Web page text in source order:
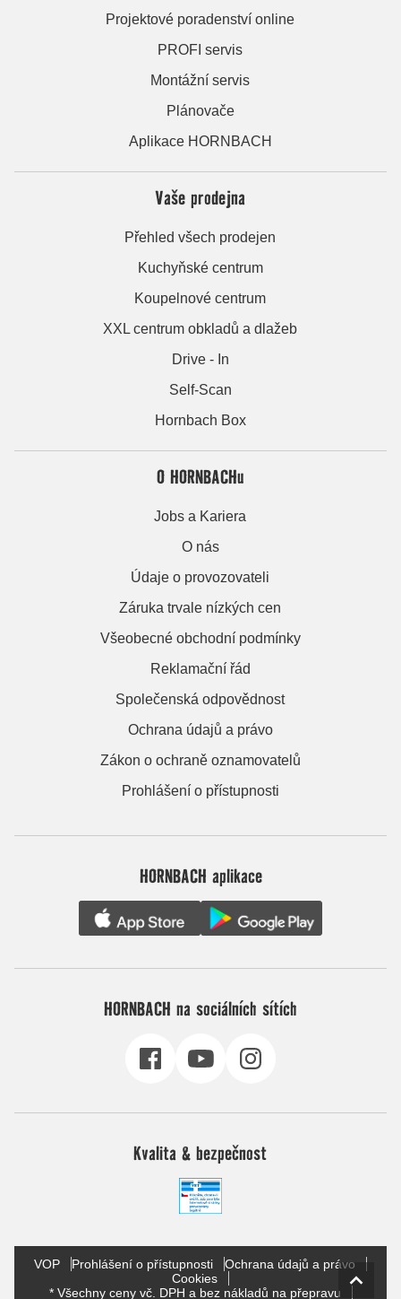
Projektové poradenství online
PROFI servis
Montážní servis
Plánovače
Aplikace HORNBACH
Vaše prodejna
Přehled všech prodejen
Kuchyňské centrum
Koupelnové centrum
XXL centrum obkladů a dlažeb
Drive - In
Self-Scan
Hornbach Box
O HORNBACHu
Jobs a Kariera
O nás
Údaje o provozovateli
Záruka trvale nízkých cen
Všeobecné obchodní podmínky
Reklamační řád
Společenská odpovědnost
Ochrana údajů a právo
Zákon o ochraně oznamovatelů
Prohlášení o přístupnosti
HORNBACH aplikace
HORNBACH na sociálních sítích
Kvalita & bezpečnost
VOP Prohlášení o přístupnosti
Ochrana údajů a právo
Cookies
* Všechny ceny vč. DPH a bez nákladů na přepravu